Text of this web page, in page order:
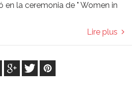
en la ceremonia de " Women in
Lire plus